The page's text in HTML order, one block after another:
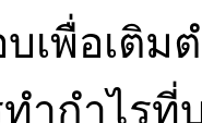
เพื่อเติม
ำกำไร